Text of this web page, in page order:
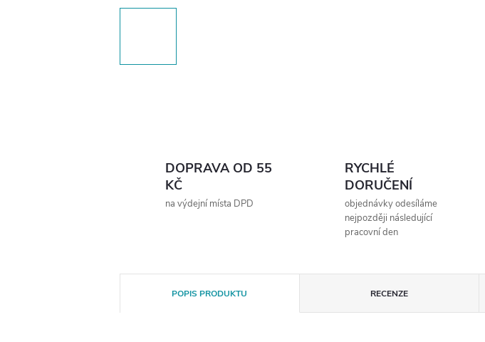
DOPRAVA OD 55
KČ
na výdejní místa DPD
RYCHLÉ
DORUČENÍ
objednávky odesíláme
nejpozději následující
pracovní den
POPIS PRODUKTU RECENZE